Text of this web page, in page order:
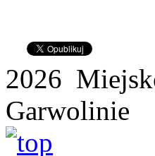
2026
Garwolinie